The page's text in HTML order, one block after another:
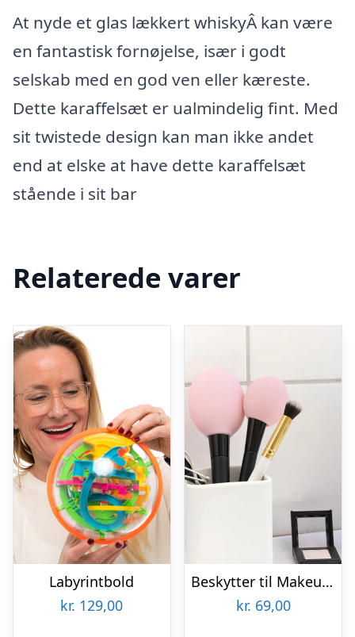
At nyde et glas lækkert whiskyÂ kan være
en fantastisk fornøjelse, især i godt
selskab med en god ven eller kæreste.
Dette karaffelsæt er ualmindelig fint. Med
sit twistede design kan man ikke andet
end at elske at have dette karaffelsæt
stående i sit bar
Relaterede varer
Labyrintbold
kr. 129,00
Beskytter til Makeupbørster 3-pak
kr. 69,00